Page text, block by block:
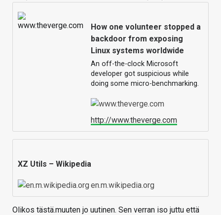
How one volunteer stopped a
backdoor from exposing
Linux systems worldwide
An off-the-clock Microsoft
developer got suspicious while
doing some micro-benchmarking.
http://www.theverge.com
XZ Utils – Wikipedia
en.m.wikipedia.org
Olikos tästä.muuten jo uutinen. Sen verran iso juttu että